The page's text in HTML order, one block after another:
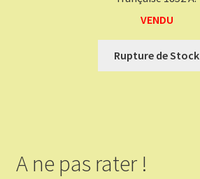
VENDU
Rupture de Stock
A ne pas rater !